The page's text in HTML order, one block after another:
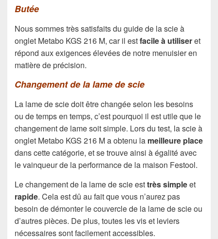
Butée
Nous sommes très satisfaits du guide de la scie à
onglet Metabo KGS 216 M, car il estfacile à utiliseret
répond aux exigences élevées de notre menuisier en
matière de précision.
Changement de la lame de scie
La lame de scie doit être changée selon les besoins
ou de temps en temps, c’est pourquoi il est utile que le
changement de lame soit simple. Lors du test, la scie à
onglet Metabo KGS 216 M a obtenu la meilleure place
dans cette catégorie, et se trouve ainsi à égalité avec
le vainqueur de la performance de la maison Festool.
Le changement de la lame de scie esttrès simpleet
rapide. Cela est dû au fait que vous n’aurez pas
besoin de démonter le couvercle de la lame de scie ou
d’autres pièces. De plus, toutes les vis et leviers
nécessaires sont facilement accessibles.